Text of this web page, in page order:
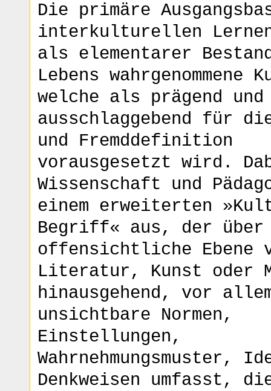
Die primäre
interkulturellen
als elementarer
Lebens wahrgenommene
welche als prägend und
ausschlaggebend für
und Fremddefinition
vorausgesetzt wird.
Wissenschaft und
einem erweiterten
Begriff« aus, der
offensichtliche Ebene
Literatur, Kunst oder
hinausgehend, vor
unsichtbare Normen,
Einstellungen,
Wahrnehmungsmuster,
Denkweisen umfasst,